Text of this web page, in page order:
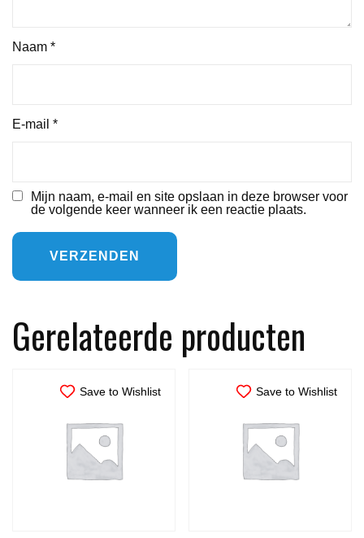
Naam *
E-mail *
Mijn naam, e-mail en site opslaan in deze browser voor
de volgende keer wanneer ik een reactie plaats.
Gerelateerde producten
Save to Wishlist Save to Wishlist